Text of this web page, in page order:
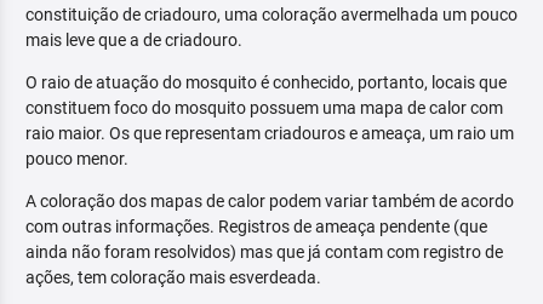
constituição de criadouro, uma coloração avermelhada um pouco
mais leve que a de criadouro.
O raio de atuação do mosquito é conhecido, portanto, locais que
constituem foco do mosquito possuem uma mapa de calor com
raio maior. Os que representam criadouros e ameaça, um raio um
pouco menor.
A coloração dos mapas de calor podem variar também de acordo
com outras informações. Registros de ameaça pendente (que
ainda não foram resolvidos) mas que já contam com registro de
ações, tem coloração mais esverdeada.